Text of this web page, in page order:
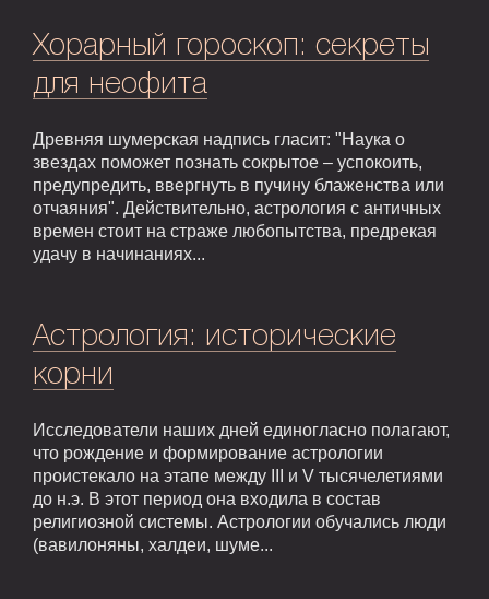
Хорарный гороскоп: секреты
для неофита
Древняя шумерская надпись гласит: "Наука о
звездах поможет познать сокрытое – успокоить,
предупредить, ввергнуть в пучину блаженства или
отчаяния". Действительно, астрология с античных
времен стоит на страже любопытства, предрекая
удачу в начинаниях...
Астрология: исторические
корни
Исследователи наших дней единогласно полагают,
что рождение и формирование астрологии
проистекало на этапе между III и V тысячелетиями
до н.э. В этот период она входила в состав
религиозной системы. Астрологии обучались люди
(вавилоняны, халдеи, шуме...